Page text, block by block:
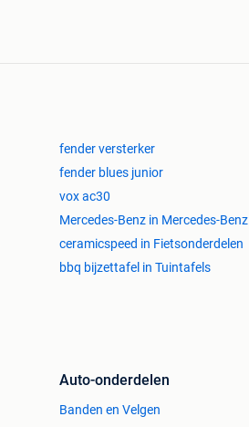
fender versterker
fender blues junior
vox ac30
Mercedes-Benz in Mercedes-Benz
ceramicspeed in Fietsonderdelen
bbq bijzettafel in Tuintafels
Auto-onderdelen
Banden en Velgen